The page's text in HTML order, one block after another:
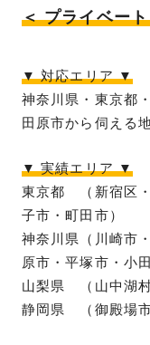
＜ プライベー
▼ 対応エリア ▼
神奈川県・東京都
田原市から伺える地
▼ 実績エリア ▼
東京都 （新宿区
子市・町田市）
神奈川県（川崎市
原市・平塚市・小
山梨県 （山中湖村
静岡県 （御殿場市